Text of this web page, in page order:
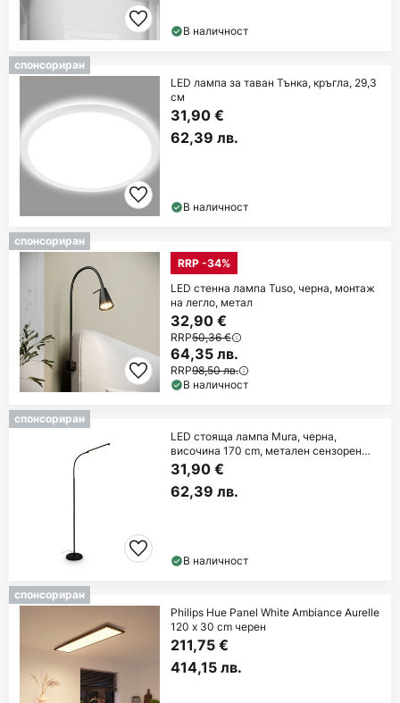
В наличност
спонсориран
LED лампа за таван Тънка, кръгла, 29,3
см
31,90 €
62,39 лв.
В наличност
спонсориран
RRP -34%
LED стенна лампа Tuso, черна, монтаж
на легло, метал
32,90 €
RRP50,36 €
64,35 лв.
RRP98,50 лв.
В наличност
спонсориран
LED стояща лампа Mura, черна,
височина 170 cm, метален сензорен
димер
31,90 €
62,39 лв.
В наличност
спонсориран
Philips Hue Panel White Ambiance Aurelle
120 x 30 cm черен
211,75 €
414,15 лв.